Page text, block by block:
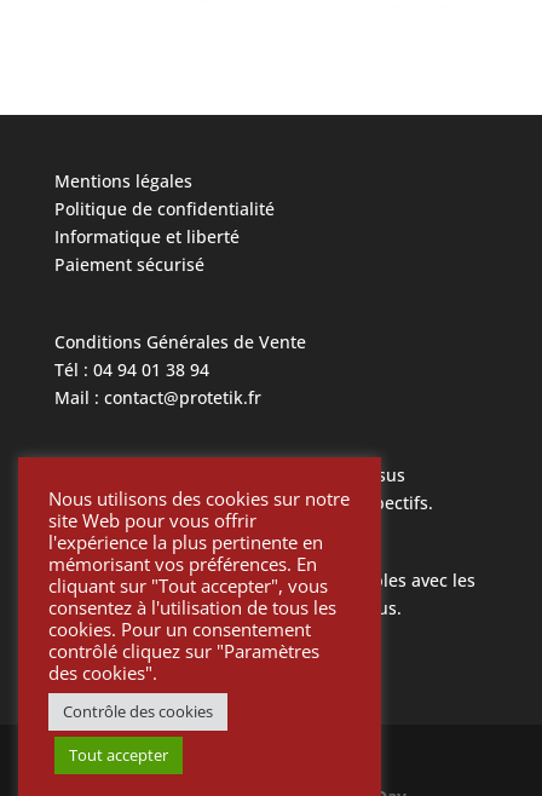
Mentions légales
Politique de confidentialité
Informatique et liberté
Paiement sécurisé
Conditions Générales de Vente
Tél : 04 94 01 38 94
Mail : contact@protetik.fr
Toutes les marques mentionnées ci dessus
appartiennent à leurs propriétaires respectifs.
Toutes les pièces Protétik sont compatibles avec les
différents systèmes mentionnés ci-dessus.
Nous utilisons des cookies sur notre
site Web pour vous offrir
l'expérience la plus pertinente en
mémorisant vos préférences. En
cliquant sur "Tout accepter", vous
consentez à l'utilisation de tous les
cookies. Pour un consentement
contrôlé cliquez sur "Paramètres
des cookies".
Contrôle des cookies
Tout accepter